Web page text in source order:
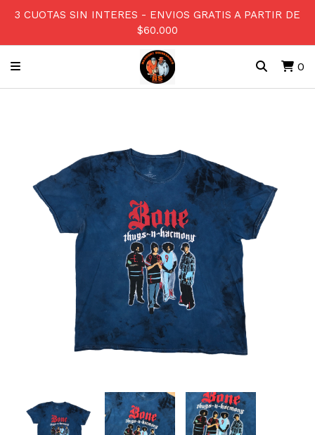
3 CUOTAS SIN INTERES - ENVIOS GRATIS A PARTIR DE
$60.000
0